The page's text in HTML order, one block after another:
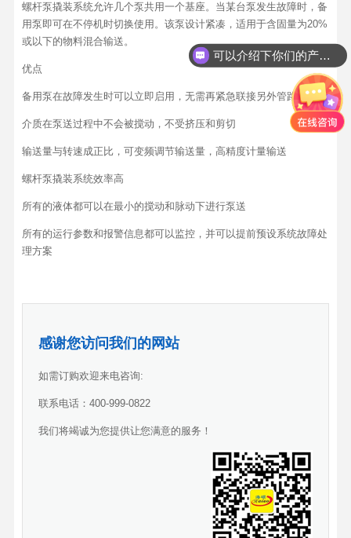
螺杆泵撬装系统允许几个泵共用一个基座。当某台泵发生故障时，备
用泵即可在不停机时切换使用。该泵设计紧凑，适用于含固量为20%
或以下的物料混合输送。
优点
备用泵在故障发生时可以立即启用，无需再紧急联接另外管路
介质在泵送过程中不会被搅动，不受挤压和剪切
输送量与转速成正比，可变频调节输送量，高精度计量输送
螺杆泵撬装系统效率高
所有的液体都可以在最小的搅动和脉动下进行泵送
所有的运行参数和报警信息都可以监控，并可以提前预设系统故障处
理方案
感谢您访问我们的网站
如需订购欢迎来电咨询:
联系电话：400-999-0822
我们将竭诚为您提供让您满意的服务！
可以介绍下你们的产品么？